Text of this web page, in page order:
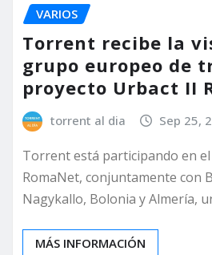
VARIOS
Torrent recibe la
grupo europeo de
proyecto Urbact II
torrent al dia Sep 25,
Torrent está participando en
RomaNet, conjuntamente con
Nagykallo, Bolonia y Almería,
MÁS INFORMACIÓN